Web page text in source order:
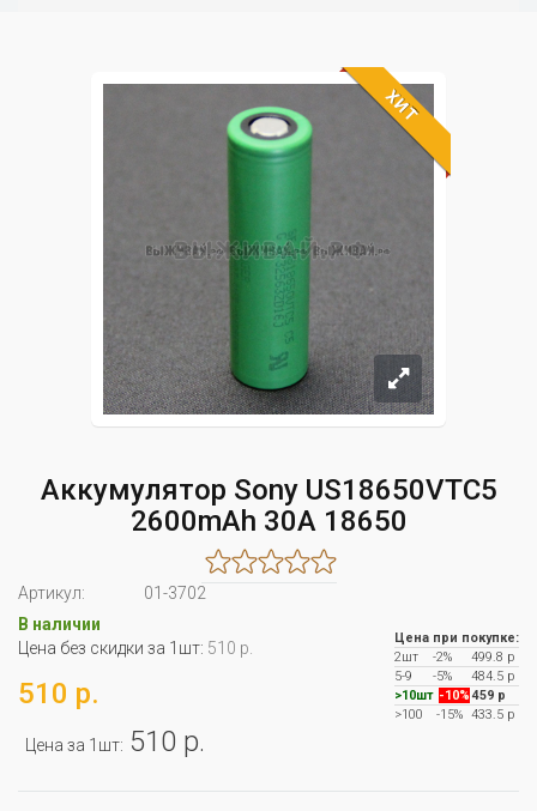
ХИТ
Аккумулятор Sony US18650VTC5
2600mAh 30A 18650
Артикул:
01-3702
В наличии
Цена без скидки за 1шт: 510 р.
510 р.
Цена за 1шт: 510 р.
Цена при покупке:
2шт
-2%
499.8 р
5-9
-5%
484.5 р
>10шт -10% 459 р
>100
-15% 433.5 р